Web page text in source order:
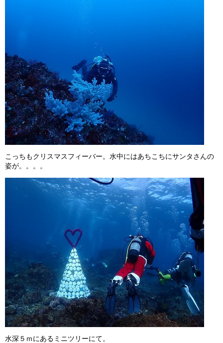
こっちもクリスマスフィーバー。水中にはあちこちにサンタさんの
姿が。。。。
水深５ｍにあるミニツリーにて。